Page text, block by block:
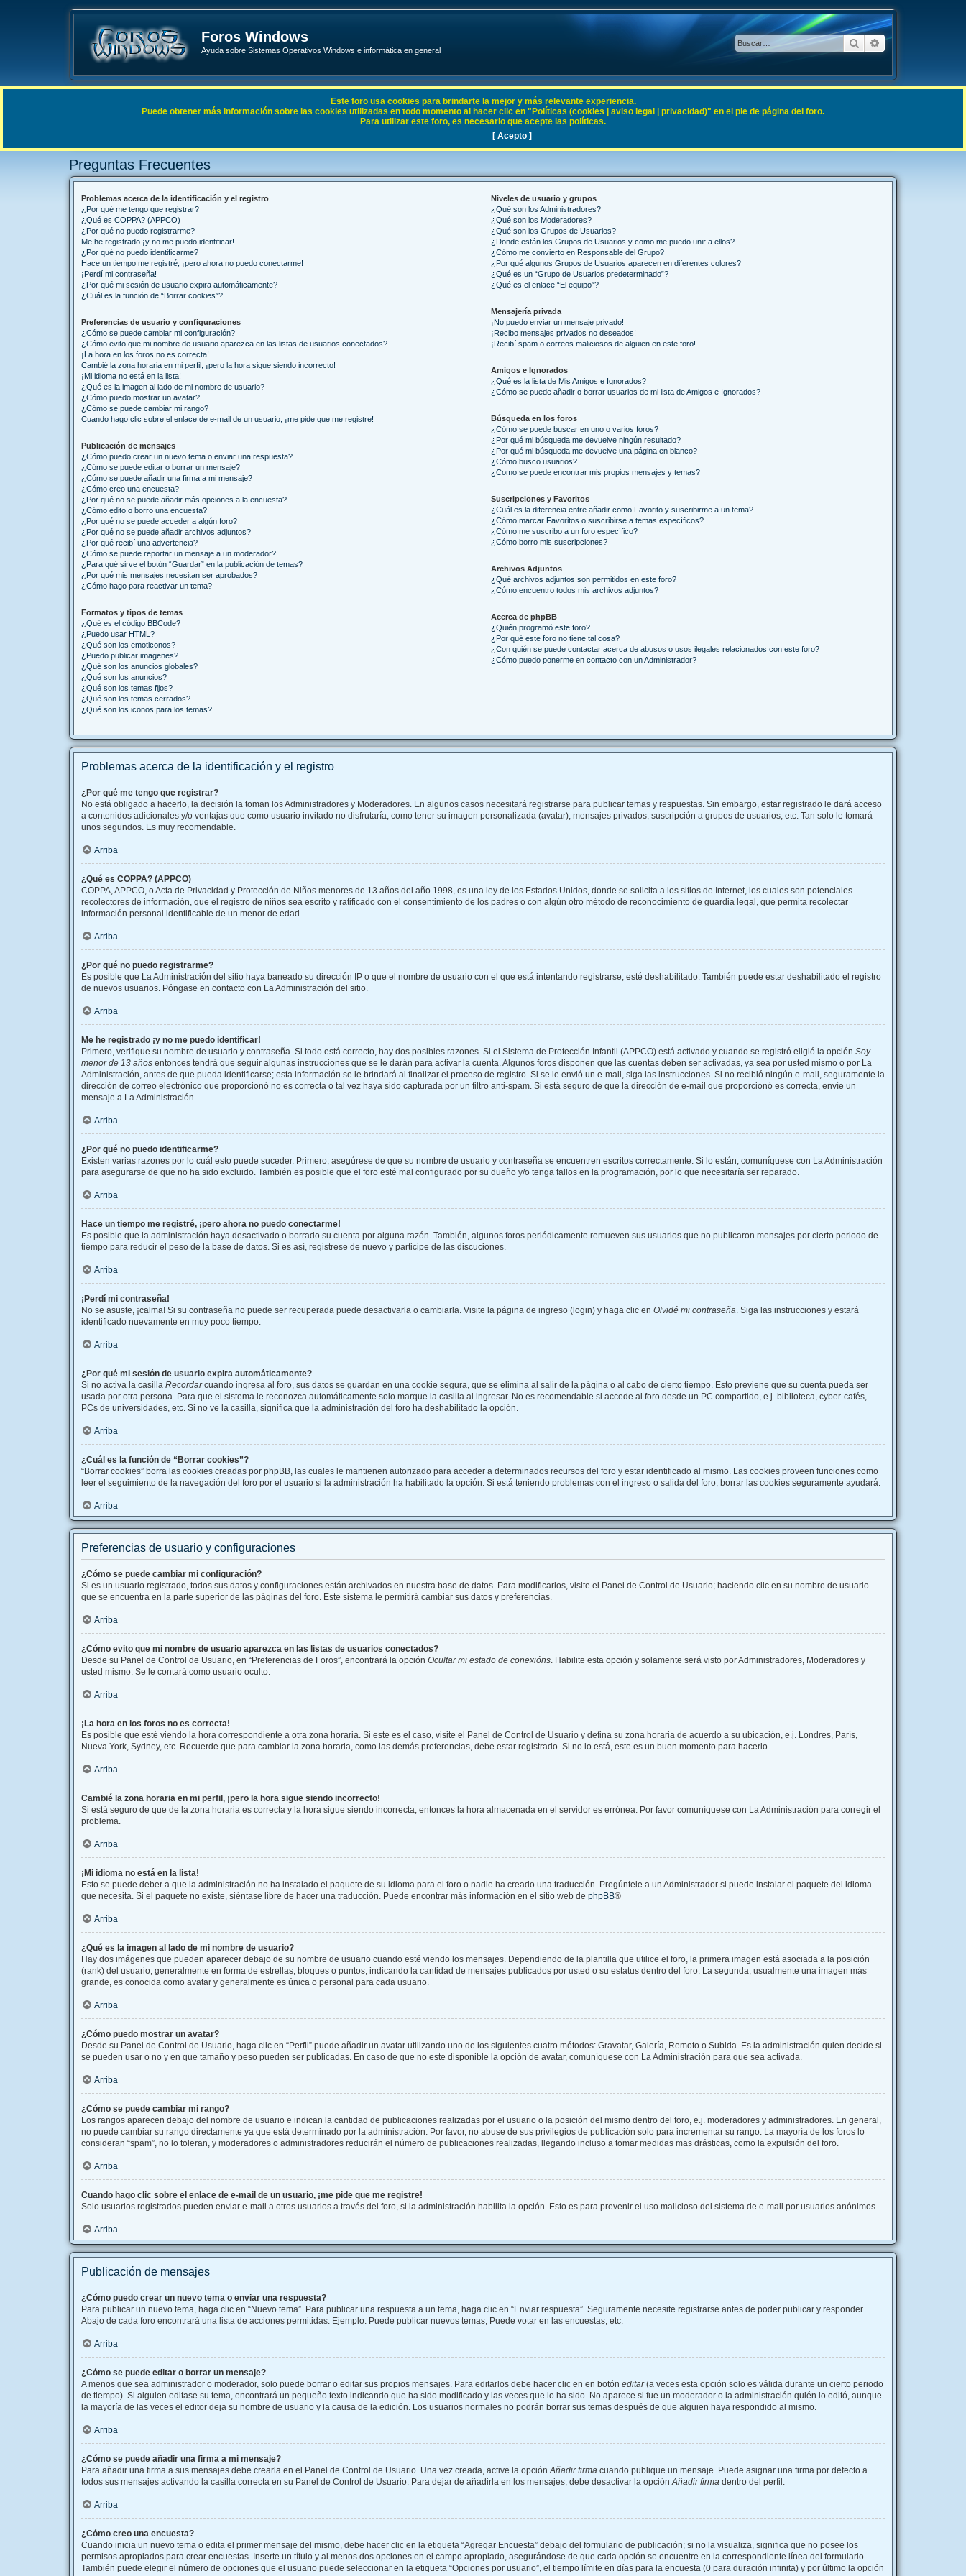
Foros Windows
Ayuda sobre Sistemas Operativos Windows e informática en general
BuscarBúsqueda
Enlaces rápidos FAQ
Preguntas Frecuentes
Problemas acerca de la identificación y el registro
¿Por qué me tengo que registrar?
¿Qué es COPPA? (APPCO)
¿Por qué no puedo registrarme?
Me he registrado ¡y no me puedo identificar!
¿Por qué no puedo identificarme?
Hace un tiempo me registré, ¡pero ahora no puedo conectarme!
¡Perdí mi contraseña!
¿Por qué mi sesión de usuario expira automáticamente?
¿Cuál es la función de “Borrar cookies”?
Preferencias de usuario y configuraciones
¿Cómo se puede cambiar mi configuración?
¿Cómo evito que mi nombre de usuario aparezca en las listas de usuarios conectados?
¡La hora en los foros no es correcta!
Cambié la zona horaria en mi perfil, ¡pero la hora sigue siendo incorrecto!
¡Mi idioma no está en la lista!
¿Qué es la imagen al lado de mi nombre de usuario?
¿Cómo puedo mostrar un avatar?
¿Cómo se puede cambiar mi rango?
Cuando hago clic sobre el enlace de e-mail de un usuario, ¡me pide que me registre!
Publicación de mensajes
¿Cómo puedo crear un nuevo tema o enviar una respuesta?
¿Cómo se puede editar o borrar un mensaje?
¿Cómo se puede añadir una firma a mi mensaje?
¿Cómo creo una encuesta?
¿Por qué no se puede añadir más opciones a la encuesta?
¿Cómo edito o borro una encuesta?
¿Por qué no se puede acceder a algún foro?
¿Por qué no se puede añadir archivos adjuntos?
¿Por qué recibí una advertencia?
¿Cómo se puede reportar un mensaje a un moderador?
¿Para qué sirve el botón “Guardar” en la publicación de temas?
¿Por qué mis mensajes necesitan ser aprobados?
¿Cómo hago para reactivar un tema?
Formatos y tipos de temas
¿Qué es el código BBCode?
¿Puedo usar HTML?
¿Qué son los emoticonos?
¿Puedo publicar imagenes?
¿Qué son los anuncios globales?
¿Qué son los anuncios?
¿Qué son los temas fijos?
¿Qué son los temas cerrados?
¿Qué son los iconos para los temas?
Niveles de usuario y grupos
¿Qué son los Administradores?
¿Qué son los Moderadores?
¿Qué son los Grupos de Usuarios?
¿Donde están los Grupos de Usuarios y como me puedo unir a ellos?
¿Cómo me convierto en Responsable del Grupo?
¿Por qué algunos Grupos de Usuarios aparecen en diferentes colores?
¿Qué es un “Grupo de Usuarios predeterminado”?
¿Qué es el enlace “El equipo”?
Mensajería privada
¡No puedo enviar un mensaje privado!
¡Recibo mensajes privados no deseados!
¡Recibí spam o correos maliciosos de alguien en este foro!
Amigos e Ignorados
¿Qué es la lista de Mis Amigos e Ignorados?
¿Cómo se puede añadir o borrar usuarios de mi lista de Amigos e Ignorados?
Búsqueda en los foros
¿Cómo se puede buscar en uno o varios foros?
¿Por qué mi búsqueda me devuelve ningún resultado?
¿Por qué mi búsqueda me devuelve una página en blanco?
¿Cómo busco usuarios?
¿Como se puede encontrar mis propios mensajes y temas?
Suscripciones y Favoritos
¿Cuál es la diferencia entre añadir como Favorito y suscribirme a un tema?
¿Cómo marcar Favoritos o suscribirse a temas específicos?
¿Cómo me suscribo a un foro específico?
¿Cómo borro mis suscripciones?
Archivos Adjuntos
¿Qué archivos adjuntos son permitidos en este foro?
¿Cómo encuentro todos mis archivos adjuntos?
Acerca de phpBB
¿Quién programó este foro?
¿Por qué este foro no tiene tal cosa?
¿Con quién se puede contactar acerca de abusos o usos ilegales relacionados con este foro?
¿Cómo puedo ponerme en contacto con un Administrador?
Problemas acerca de la identificación y el registro
¿Por qué me tengo que registrar?
No está obligado a hacerlo, la decisión la toman los Administradores y Moderadores. En algunos casos necesitará registrarse para publicar temas y respuestas. Sin embargo, estar registrado le dará acceso
a contenidos adicionales y/o ventajas que como usuario invitado no disfrutaría, como tener su imagen personalizada (avatar), mensajes privados, suscripción a grupos de usuarios, etc. Tan solo le tomará
unos segundos. Es muy recomendable.
Arriba
¿Qué es COPPA? (APPCO)
COPPA, APPCO, o Acta de Privacidad y Protección de Niños menores de 13 años del año 1998, es una ley de los Estados Unidos, donde se solicita a los sitios de Internet, los cuales son potenciales
recolectores de información, que el registro de niños sea escrito y ratificado con el consentimiento de los padres o con algún otro método de reconocimiento de guardia legal, que permita recolectar
información personal identificable de un menor de edad.
Arriba
¿Por qué no puedo registrarme?
Es posible que La Administración del sitio haya baneado su dirección IP o que el nombre de usuario con el que está intentando registrarse, esté deshabilitado. También puede estar deshabilitado el registro
de nuevos usuarios. Póngase en contacto con La Administración del sitio.
Arriba
Me he registrado ¡y no me puedo identificar!
Primero, verifique su nombre de usuario y contraseña. Si todo está correcto, hay dos posibles razones. Si el Sistema de Protección Infantil (APPCO) está activado y cuando se registró eligió la opción Soy
menor de 13 años entonces tendrá que seguir algunas instrucciones que se le darán para activar la cuenta. Algunos foros disponen que las cuentas deben ser activadas, ya sea por usted mismo o por La
Administración, antes de que pueda identificarse; esta información se le brindará al finalizar el proceso de registro. Si se le envió un e-mail, siga las instrucciones. Si no recibió ningún e-mail, seguramente la
dirección de correo electrónico que proporcionó no es correcta o tal vez haya sido capturada por un filtro anti-spam. Si está seguro de que la dirección de e-mail que proporcionó es correcta, envíe un
mensaje a La Administración.
Arriba
¿Por qué no puedo identificarme?
Existen varias razones por lo cuál esto puede suceder. Primero, asegúrese de que su nombre de usuario y contraseña se encuentren escritos correctamente. Si lo están, comuníquese con La Administración
para asegurarse de que no ha sido excluido. También es posible que el foro esté mal configurado por su dueño y/o tenga fallos en la programación, por lo que necesitaría ser reparado.
Arriba
Hace un tiempo me registré, ¡pero ahora no puedo conectarme!
Es posible que la administración haya desactivado o borrado su cuenta por alguna razón. También, algunos foros periódicamente remueven sus usuarios que no publicaron mensajes por cierto periodo de
tiempo para reducir el peso de la base de datos. Si es así, registrese de nuevo y participe de las discuciones.
Arriba
¡Perdí mi contraseña!
No se asuste, ¡calma! Si su contraseña no puede ser recuperada puede desactivarla o cambiarla. Visite la página de ingreso (login) y haga clic en Olvidé mi contraseña. Siga las instrucciones y estará
identificado nuevamente en muy poco tiempo.
Arriba
¿Por qué mi sesión de usuario expira automáticamente?
Si no activa la casilla Recordarcuando ingresa al foro, sus datos se guardan en una cookie segura, que se elimina al salir de la página o al cabo de cierto tiempo. Esto previene que su cuenta pueda ser
usada por otra persona. Para que el sistema le reconozca automáticamente solo marque la casilla al ingresar. No es recomendable si accede al foro desde un PC compartido, e.j. biblioteca, cyber-cafés,
PCs de universidades, etc. Si no ve la casilla, significa que la administración del foro ha deshabilitado la opción.
Arriba
¿Cuál es la función de “Borrar cookies”?
“Borrar cookies” borra las cookies creadas por phpBB, las cuales le mantienen autorizado para acceder a determinados recursos del foro y estar identificado al mismo. Las cookies proveen funciones como
leer el seguimiento de la navegación del foro por el usuario si la administración ha habilitado la opción. Si está teniendo problemas con el ingreso o salida del foro, borrar las cookies seguramente ayudará.
Arriba
Preferencias de usuario y configuraciones
¿Cómo se puede cambiar mi configuración?
Si es un usuario registrado, todos sus datos y configuraciones están archivados en nuestra base de datos. Para modificarlos, visite el Panel de Control de Usuario; haciendo clic en su nombre de usuario
que se encuentra en la parte superior de las páginas del foro. Este sistema le permitirá cambiar sus datos y preferencias.
Arriba
¿Cómo evito que mi nombre de usuario aparezca en las listas de usuarios conectados?
Desde su Panel de Control de Usuario, en “Preferencias de Foros”, encontrará la opción Ocultar mi estado de conexións. Habilite esta opción y solamente será visto por Administradores, Moderadores y
usted mismo. Se le contará como usuario oculto.
Arriba
¡La hora en los foros no es correcta!
Es posible que esté viendo la hora correspondiente a otra zona horaria. Si este es el caso, visite el Panel de Control de Usuario y defina su zona horaria de acuerdo a su ubicación, e.j. Londres, París,
Nueva York, Sydney, etc. Recuerde que para cambiar la zona horaria, como las demás preferencias, debe estar registrado. Si no lo está, este es un buen momento para hacerlo.
Arriba
Cambié la zona horaria en mi perfil, ¡pero la hora sigue siendo incorrecto!
Si está seguro de que de la zona horaria es correcta y la hora sigue siendo incorrecta, entonces la hora almacenada en el servidor es errónea. Por favor comuníquese con La Administración para corregir el
problema.
Arriba
¡Mi idioma no está en la lista!
Esto se puede deber a que la administración no ha instalado el paquete de su idioma para el foro o nadie ha creado una traducción. Pregúntele a un Administrador si puede instalar el paquete del idioma
que necesita. Si el paquete no existe, siéntase libre de hacer una traducción. Puede encontrar más información en el sitio web de phpBB®
Arriba
¿Qué es la imagen al lado de mi nombre de usuario?
Hay dos imágenes que pueden aparecer debajo de su nombre de usuario cuando esté viendo los mensajes. Dependiendo de la plantilla que utilice el foro, la primera imagen está asociada a la posición
(rank) del usuario, generalmente en forma de estrellas, bloques o puntos, indicando la cantidad de mensajes publicados por usted o su estatus dentro del foro. La segunda, usualmente una imagen más
grande, es conocida como avatar y generalmente es única o personal para cada usuario.
Arriba
¿Cómo puedo mostrar un avatar?
Desde su Panel de Control de Usuario, haga clic en “Perfil” puede añadir un avatar utilizando uno de los siguientes cuatro métodos: Gravatar, Galería, Remoto o Subida. Es la administración quien decide si
se pueden usar o no y en que tamaño y peso pueden ser publicadas. En caso de que no este disponible la opción de avatar, comuníquese con La Administración para que sea activada.
Arriba
¿Cómo se puede cambiar mi rango?
Los rangos aparecen debajo del nombre de usuario e indican la cantidad de publicaciones realizadas por el usuario o la posición del mismo dentro del foro, e.j. moderadores y administradores. En general,
no puede cambiar su rango directamente ya que está determinado por la administración. Por favor, no abuse de sus privilegios de publicación solo para incrementar su rango. La mayoría de los foros lo
consideran “spam”, no lo toleran, y moderadores o administradores reducirán el número de publicaciones realizadas, llegando incluso a tomar medidas mas drásticas, como la expulsión del foro.
Arriba
Cuando hago clic sobre el enlace de e-mail de un usuario, ¡me pide que me registre!
Solo usuarios registrados pueden enviar e-mail a otros usuarios a través del foro, si la administración habilita la opción. Esto es para prevenir el uso malicioso del sistema de e-mail por usuarios anónimos.
Arriba
Publicación de mensajes
¿Cómo puedo crear un nuevo tema o enviar una respuesta?
Para publicar un nuevo tema, haga clic en “Nuevo tema”. Para publicar una respuesta a un tema, haga clic en “Enviar respuesta”. Seguramente necesite registrarse antes de poder publicar y responder.
Abajo de cada foro encontrará una lista de acciones permitidas. Ejemplo: Puede publicar nuevos temas, Puede votar en las encuestas, etc.
Arriba
¿Cómo se puede editar o borrar un mensaje?
A menos que sea administrador o moderador, solo puede borrar o editar sus propios mensajes. Para editarlos debe hacer clic en en botón editar(a veces esta opción solo es válida durante un cierto periodo
de tiempo). Si alguien editase su tema, encontrará un pequeño texto indicando que ha sido modificado y las veces que lo ha sido. No aparece si fue un moderador o la administración quién lo editó, aunque
la mayoría de las veces el editor deja su nombre de usuario y la causa de la edición. Los usuarios normales no podrán borrar sus temas después de que alguien haya respondido al mismo.
Arriba
¿Cómo se puede añadir una firma a mi mensaje?
Para añadir una firma a sus mensajes debe crearla en el Panel de Control de Usuario. Una vez creada, active la opciónAñadir firma cuando publique un mensaje. Puede asignar una firma por defecto a
todos sus mensajes activando la casilla correcta en su Panel de Control de Usuario. Para dejar de añadirla en los mensajes, debe desactivar la opciónAñadir firma dentro del perfil.
Arriba
¿Cómo creo una encuesta?
Cuando inicia un nuevo tema o edita el primer mensaje del mismo, debe hacer clic en la etiqueta “Agregar Encuesta” debajo del formulario de publicación; si no la visualiza, significa que no posee los
permisos apropiados para crear encuestas. Inserte un título y al menos dos opciones en el campo apropiado, asegurándose de que cada opción se encuentre en la correspondiente línea del formulario.
También puede elegir el número de opciones que el usuario puede seleccionar en la etiqueta “Opciones por usuario”, el tiempo límite en días para la encuesta (0 para duración infinita) y por último la opción
Este foro usa cookies para brindarte la mejor y más relevante experiencia.
Puede obtener más información sobre las cookies utilizadas en todo momento al hacer clic en "Políticas (cookies | aviso legal | privacidad)" en el pie de página del foro.
Para utilizar este foro, es necesario que acepte las políticas.
[ Acepto ]